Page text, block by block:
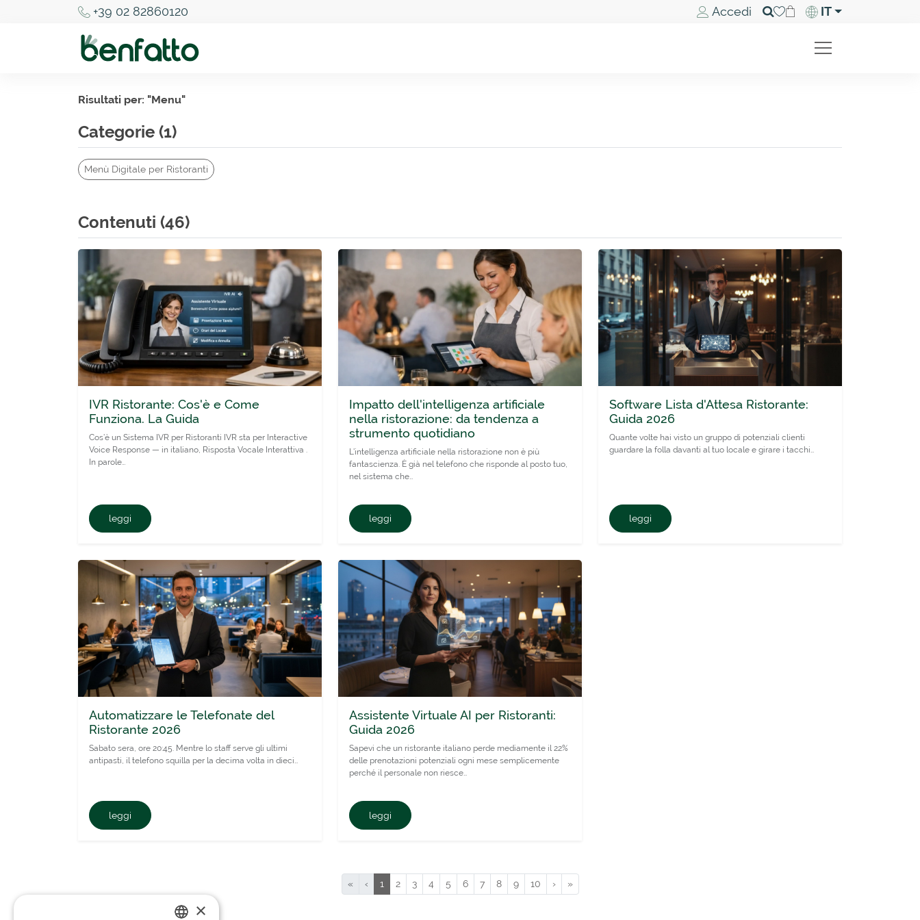
+39 02 82860120 Accedi IT
Risultati per: "Menu"
Categorie (1)
Menù Digitale per Ristoranti
Contenuti (46)
IVR Ristorante: Cos'è e Come
Funziona. La Guida
Cos'è un Sistema IVR per Ristoranti IVR sta per Interactive
Voice Response — in italiano, Risposta Vocale Interattiva .
In parole…
leggi
Impatto dell'intelligenza artificiale
nella ristorazione: da tendenza a
strumento quotidiano
L'intelligenza artificiale nella ristorazione non è più
fantascienza. È già nel telefono che risponde al posto tuo,
nel sistema che…
leggi
Software Lista d'Attesa Ristorante:
Guida 2026
Quante volte hai visto un gruppo di potenziali clienti
guardare la folla davanti al tuo locale e girare i tacchi…
leggi
Automatizzare le Telefonate del
Ristorante 2026
Sabato sera, ore 20:45. Mentre lo staff serve gli ultimi
antipasti, il telefono squilla per la decima volta in dieci…
leggi
Assistente Virtuale AI per Ristoranti:
Guida 2026
Sapevi che un ristorante italiano perde mediamente il 22%
delle prenotazioni potenziali ogni mese semplicemente
perché il personale non riesce…
leggi
« ‹ 1 2 3 4 5 6 7 8 9 10 › »
×